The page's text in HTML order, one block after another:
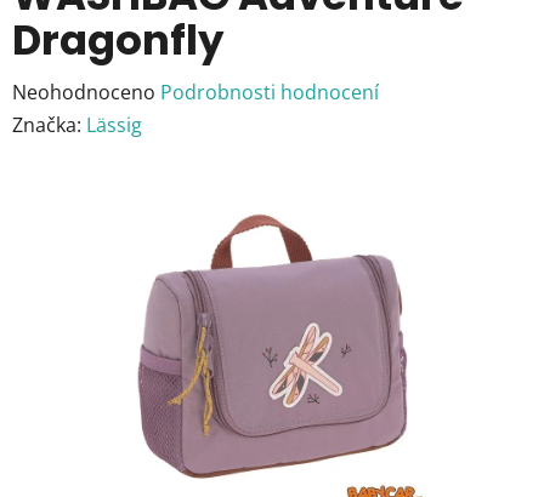
Dragonfly
Průměrné
hodnocení
Neohodnoceno Podrobnosti hodnocení
Značka: Lässig